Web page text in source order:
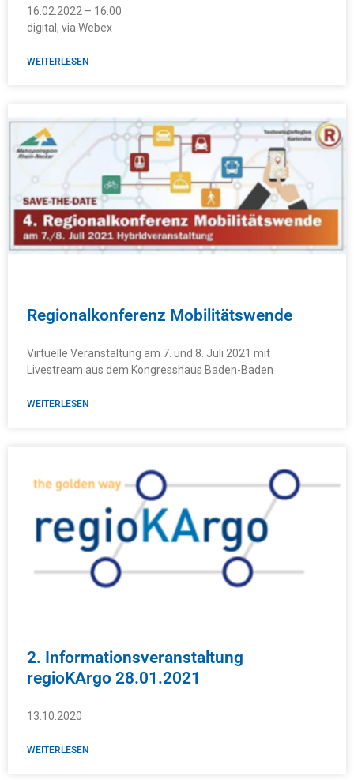
16.02.2022 – 16:00
digital, via Webex
WEITERLESEN
Regionalkonferenz Mobilitätswende
Virtuelle Veranstaltung am 7. und 8. Juli 2021 mit
Livestream aus dem Kongresshaus Baden-Baden
WEITERLESEN
2. Informationsveranstaltung
regioKArgo 28.01.2021
13.10.2020
WEITERLESEN